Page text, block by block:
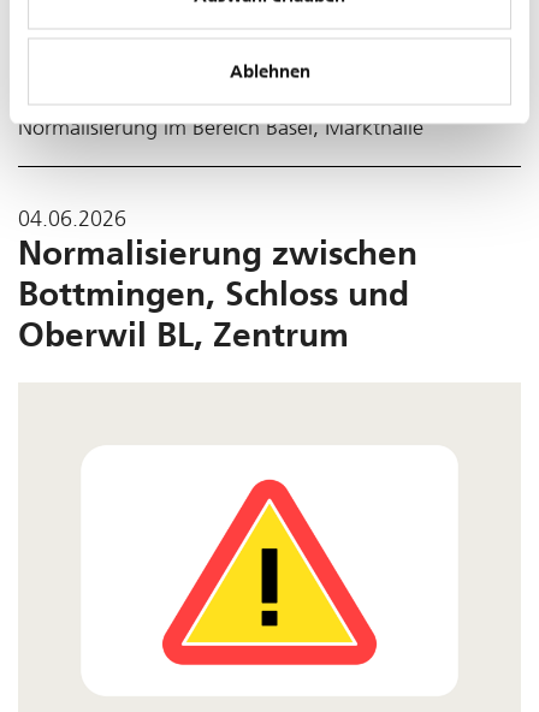
Ablehnen
Normalisierung im Bereich Basel, Markthalle
04.06.2026
Normalisierung zwischen
Bottmingen, Schloss und
Oberwil BL, Zentrum